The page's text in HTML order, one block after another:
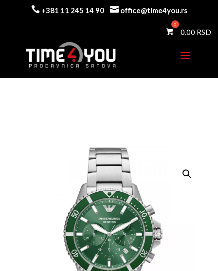
 +381 11 245 14 90  office@time4you.rs
0.00